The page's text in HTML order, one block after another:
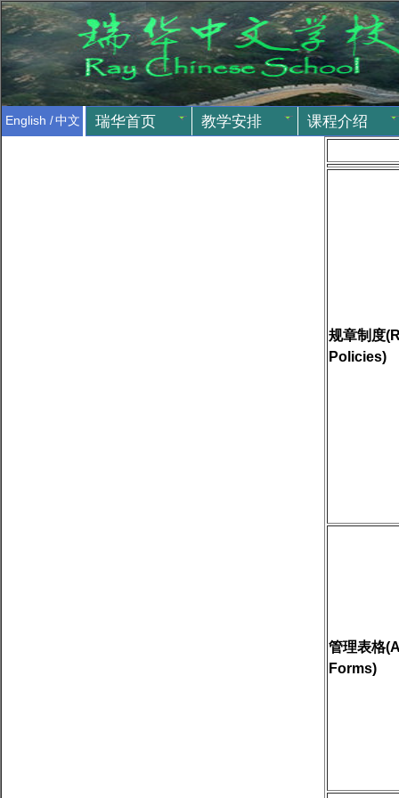
English /中文 瑞华首页 教学安排 课程介绍
规章制度
Policies)
管理表格
Forms)